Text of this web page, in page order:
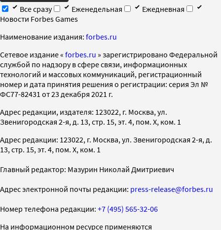
Все сразу
Еженедельная
Ежедневная
Новости Forbes Games
Наименование издания: forbes.ru
Cетевое издание « forbes.ru » зарегистрировано Федеральной
службой по надзору в сфере связи, информационных
технологий и массовых коммуникаций, регистрационный
номер и дата принятия решения о регистрации: серия Эл №
ФС77-82431 от 23 декабря 2021 г.
Адрес редакции, издателя: 123022, г. Москва, ул.
Звенигородская 2-я, д. 13, стр. 15, эт. 4, пом. X, ком. 1
Адрес редакции: 123022, г. Москва, ул. Звенигородская 2-я, д.
13, стр. 15, эт. 4, пом. X, ком. 1
Главный редактор: Мазурин Николай Дмитриевич
Адрес электронной почты редакции: press-release@forbes.ru
Номер телефона редакции: +7 (495) 565-32-06
На информационном ресурсе применяются